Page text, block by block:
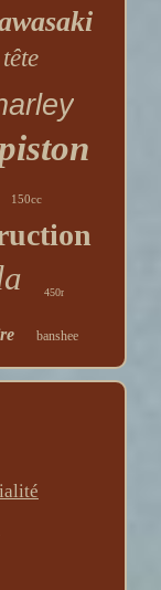
tête
150cc
450r
banshee